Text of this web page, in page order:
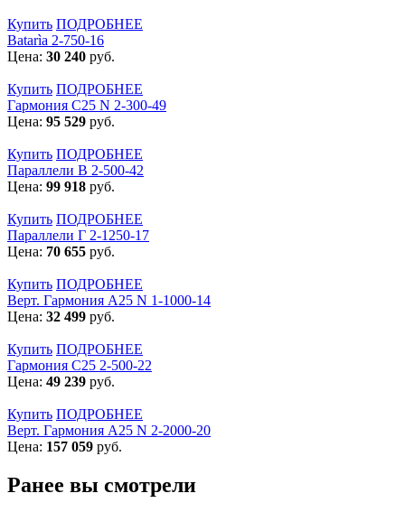
Купить ПОДРОБНЕЕ
Batarìa 2-750-16
Цена: 30 240 руб.
Купить ПОДРОБНЕЕ
Гармония С25 N 2-300-49
Цена: 95 529 руб.
Купить ПОДРОБНЕЕ
Параллели В 2-500-42
Цена: 99 918 руб.
Купить ПОДРОБНЕЕ
Параллели Г 2-1250-17
Цена: 70 655 руб.
Купить ПОДРОБНЕЕ
Верт. Гармония А25 N 1-1000-14
Цена: 32 499 руб.
Купить ПОДРОБНЕЕ
Гармония С25 2-500-22
Цена: 49 239 руб.
Купить ПОДРОБНЕЕ
Верт. Гармония А25 N 2-2000-20
Цена: 157 059 руб.
Ранее вы смотрели